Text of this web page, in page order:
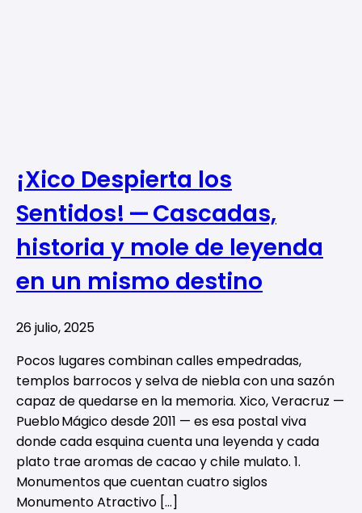
¡Xico Despierta los
Sentidos! — Cascadas,
historia y mole de leyenda
en un mismo destino
26 julio, 2025
Pocos lugares combinan calles empedradas,
templos barrocos y selva de niebla con una sazón
capaz de quedarse en la memoria. Xico, Veracruz —
Pueblo Mágico desde 2011 — es esa postal viva
donde cada esquina cuenta una leyenda y cada
plato trae aromas de cacao y chile mulato. 1.
Monumentos que cuentan cuatro siglos
Monumento Atractivo […]